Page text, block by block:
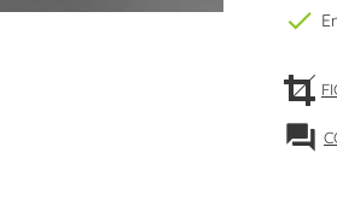
check
forum